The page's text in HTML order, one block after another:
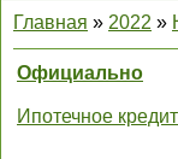
Главная » 2022 »
Официально
Ипотечное